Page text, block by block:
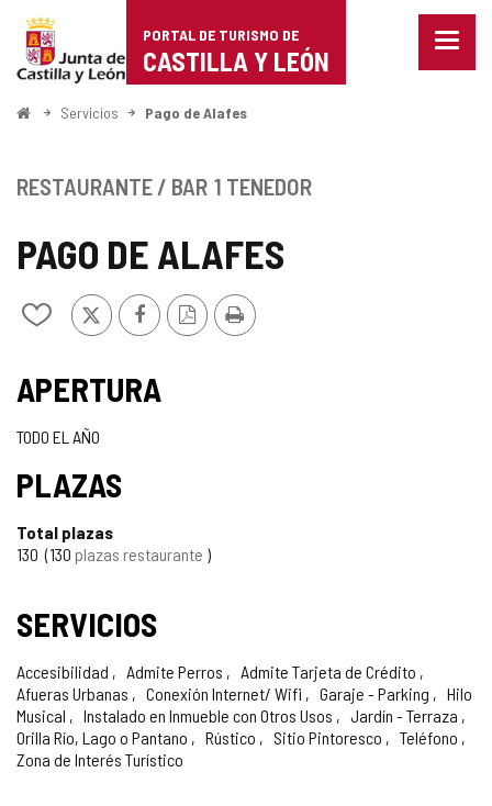
Portal
de
Turismo
Castilla
León
PORTAL DE TURISMO DE
CASTILLA Y LEÓN
Menu
InicioServicios Pago de Alafes
PAGO DE ALAFES
Añadir/quitar
cuadernos
X FacebookVersión
PDF
Imprimir
TIPO
RESTAURANTE / BAR 1 TENEDOR
APERTURA
TODO EL AÑO
PLAZAS
Total plazas
130
130 plazas restaurante
SERVICIOS
Accesibilidad Admite Perros
Admite Tarjeta de Crédito
Afueras Urbanas
Conexión Internet/ Wifi Garaje - Parking
Hilo
Musical
Instalado en Inmueble con Otros Usos
Jardín - Terraza
Orilla Río, Lago o Pantano
Rústico Sitio Pintoresco
Teléfono
Zona de Interés Turístico